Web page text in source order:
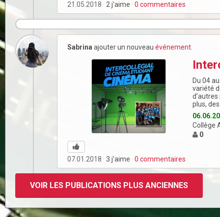
21.05.2018 2 j'aime 0 commentaires
Sabrina ajouter un nouveau événement
Du 04
variété
plus,
Collège
0
07.01.2018 3 j'aime 0 commentaires
VOIR LES PUBLICATIONS PLUS ANCIENNES